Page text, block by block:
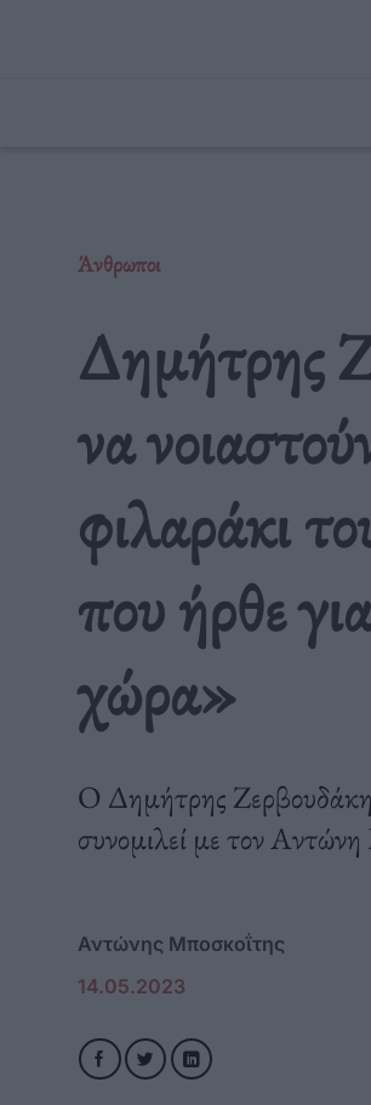
Άνθρωποι
Δημήτρης
να
φιλαράκι
που ήρθε
χώρα»
Ο Δημήτρης
συνομιλεί με τον
Αντώνης Μποσκοΐτης
14.05.2023